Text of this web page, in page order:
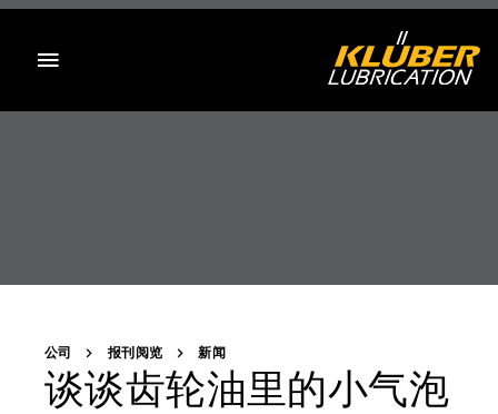
公司 报刊阅览 新闻
谈谈齿轮油里的小气泡